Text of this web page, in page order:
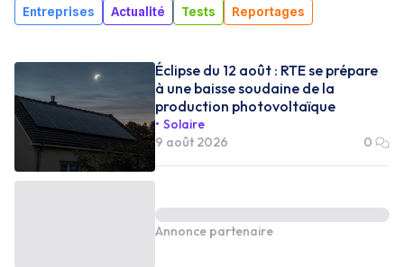
Entreprises Actualité Tests Reportages
Éclipse du 12 août : RTE se prépare
à une baisse soudaine de la
production photovoltaïque
Solaire
9 août 2026
0
Annonce partenaire